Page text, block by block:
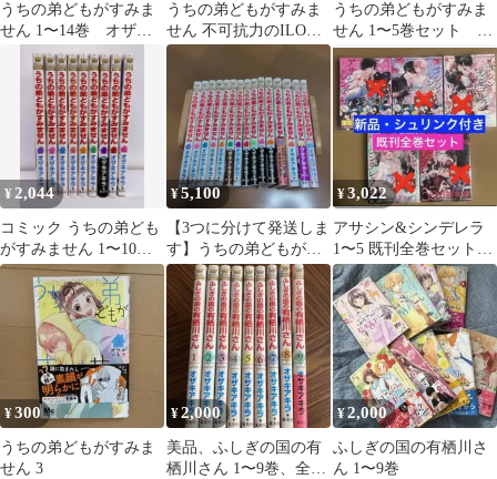
うちの弟どもがすみま
せん 1〜14巻 オザキ
アキラ
うちの弟どもがすみま
せん 不可抗力のILOVE
YOU オザキアキラ ほ
うちの弟どもがすみま
せん 1〜5巻セット オ
ザキアキラ
¥2,044
コミック うちの弟ども
がすみません 1〜10巻
(9巻抜け)
¥5,100
【3つに分けて発送しま
す】うちの弟どもがす
みません 1〜15巻
¥3,022
アサシン&シンデレラ
1〜5 既刊全巻セット
【新品・シュリンク付
き】⚠️特典無し
¥300
うちの弟どもがすみま
せん 3
¥2,000
美品、ふしぎの国の有
栖川さん 1〜9巻、全巻
¥2,000
ふしぎの国の有栖川さ
ん 1〜9巻